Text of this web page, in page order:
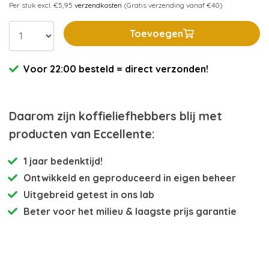
Per stuk excl. €5,95 verzendkosten (Gratis verzending vanaf €40)
Toevoegen
Voor 22:00 besteld = direct verzonden!
Daarom zijn koffieliefhebbers blij met
producten van Eccellente:
1 jaar bedenktijd!
Ontwikkeld en geproduceerd in eigen beheer
Uitgebreid getest in ons lab
Beter voor het milieu & laagste prijs garantie